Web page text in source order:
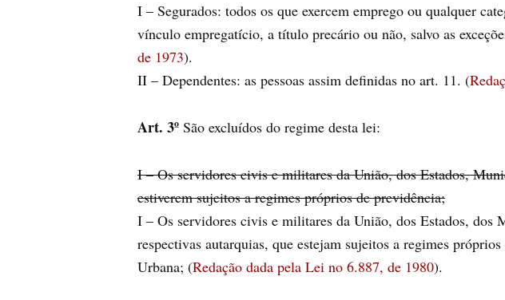
I – Segurados: todos os que exercem emprego ou qualquer
vínculo empregatício, a título precário ou não, salvo as
de 1973).
II – Dependentes: as pessoas assim definidas no art. 11. (
Art. 3º São excluídos do regime desta lei:
I – Os servidores civis e militares da União, dos Estados,
estiverem sujeitos a regimes próprios de previdência;
I – Os servidores civis e militares da União, dos Estados,
respectivas autarquias, que estejam sujeitos a regimes
Urbana; (Redação dada pela Lei no 6.887, de 1980).